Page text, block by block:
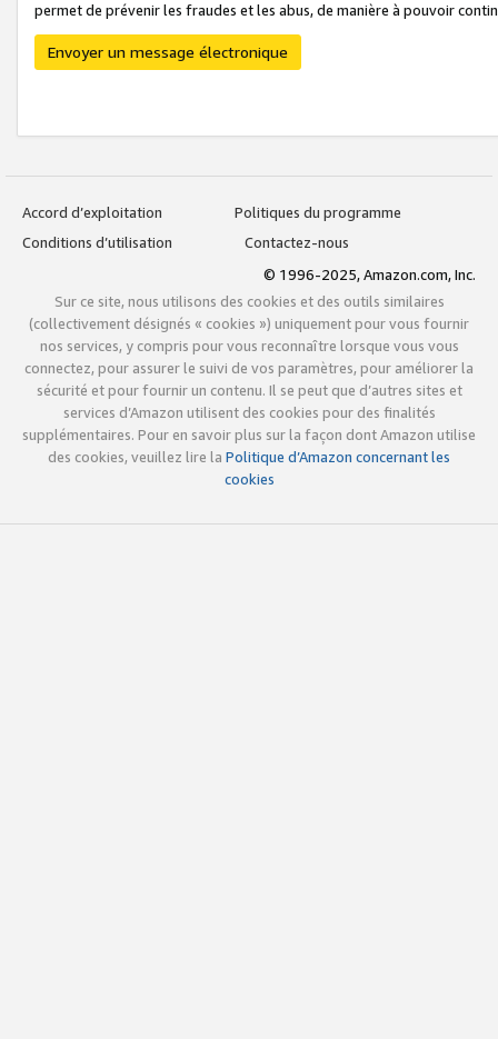
permet de prévenir les fraudes et les abus, de manière à pouvoir
Envoyer un message électronique
Accord d’exploitation
Politiques du programme
Conditions d’utilisation
Contactez-nous
© 1996-2025, Amazon.com, Inc.
Sur ce site, nous utilisons des cookies et des outils similaires
(collectivement désignés « cookies ») uniquement pour vous fournir
nos services, y compris pour vous reconnaître lorsque vous vous
connectez, pour assurer le suivi de vos paramètres, pour améliorer la
sécurité et pour fournir un contenu. Il se peut que d’autres sites et
services d’Amazon utilisent des cookies pour des finalités
supplémentaires. Pour en savoir plus sur la façon dont Amazon utilise
des cookies, veuillez lire la Politique d’Amazon concernant les
cookies